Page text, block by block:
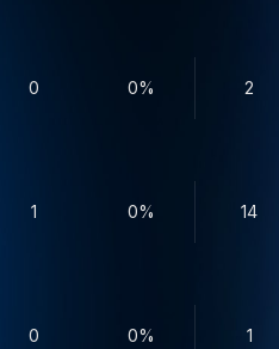
0 0% 2
1 0% 14
0 0% 1